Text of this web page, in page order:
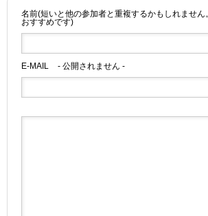
名前(短いと他の参加者と重複するかもしれませ
おすすめです)
E-MAIL - 公開されません -